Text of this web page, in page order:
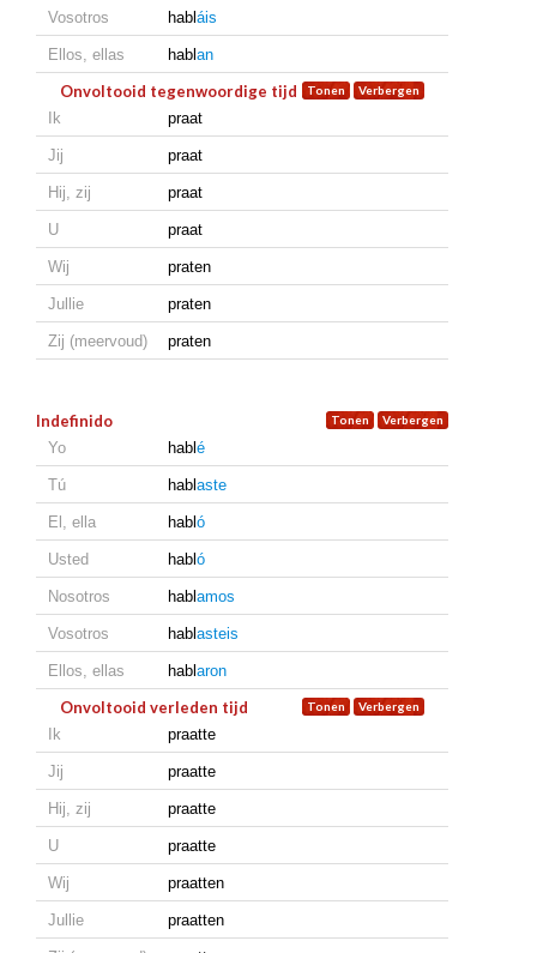
Vosotros habl áis
Ellos, ellas habl an
Onvoltooid tegenwoordige tijd
Ik praat
Jij praat
Hij, zij praat
U praat
Wij praten
Jullie praten
Zij (meervoud) praten
Indefinido
Yo habl é
Tú habl aste
El, ella habl ó
Usted habl ó
Nosotros habl amos
Vosotros habl asteis
Ellos, ellas habl aron
Onvoltooid verleden tijd
Ik praatte
Jij praatte
Hij, zij praatte
U praatte
Wij praatten
Jullie praatten